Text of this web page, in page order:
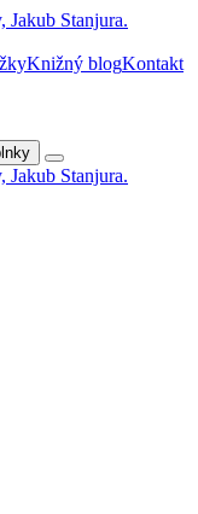
Knižný blogKontakt